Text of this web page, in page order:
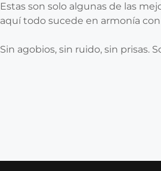
Estas son solo algunas de las
aquí todo sucede en armonía con
Sin agobios, sin ruido, sin prisas.